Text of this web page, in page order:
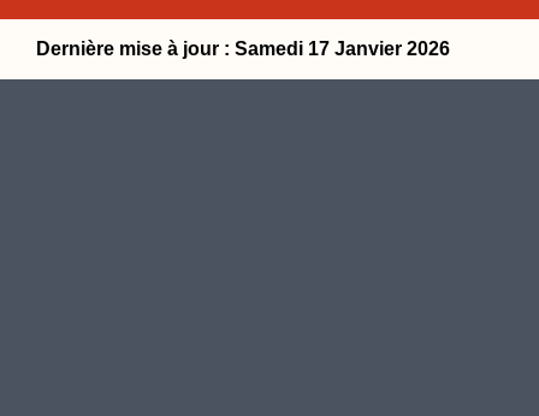
Dernière mise à jour : Samedi 17 Janvier 2026